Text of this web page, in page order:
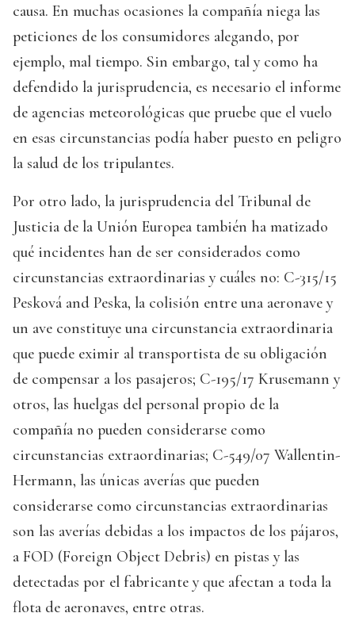
causa. En muchas ocasiones la compañía niega las
peticiones de los consumidores alegando, por
ejemplo, mal tiempo. Sin embargo, tal y como ha
defendido la jurisprudencia, es necesario el informe
de agencias meteorológicas que pruebe que el vuelo
en esas circunstancias podía haber puesto en peligro
la salud de los tripulantes.
Por otro lado, la jurisprudencia del Tribunal de
Justicia de la Unión Europea también ha matizado
qué incidentes han de ser considerados como
circunstancias extraordinarias y cuáles no: C-315/15
Pesková and Peska, la colisión entre una aeronave y
un ave constituye una circunstancia extraordinaria
que puede eximir al transportista de su obligación
de compensar a los pasajeros; C-195/17 Krusemann y
otros, las huelgas del personal propio de la
compañía no pueden considerarse como
circunstancias extraordinarias; C-549/07 Wallentin-
Hermann, las únicas averías que pueden
considerarse como circunstancias extraordinarias
son las averías debidas a los impactos de los pájaros,
a FOD (Foreign Object Debris) en pistas y las
detectadas por el fabricante y que afectan a toda la
flota de aeronaves, entre otras.